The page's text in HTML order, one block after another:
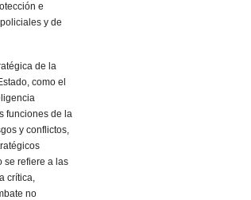
e
y de
de la
como el
funciones de la
y conflictos,
se refiere a las
crítica,
no